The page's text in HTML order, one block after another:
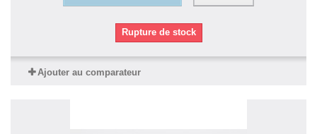
Rupture de stock
Ajouter au comparateur